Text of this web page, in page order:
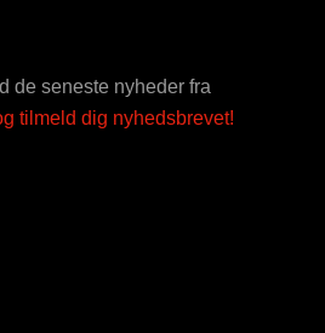
de seneste nyheder fra
tilmeld dig nyhedsbrevet!